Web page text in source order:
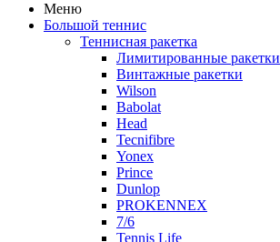
Меню
Большой теннис
Теннисная ракетка
Лимитированные ракетки
Винтажные ракетки
Wilson
Babolat
Head
Tecnifibre
Yonex
Prince
Dunlop
PROKENNEX
7/6
Tennis Life